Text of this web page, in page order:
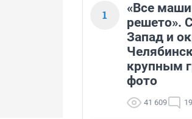
1
«Все
решето».
Запад и
крупным
фото
41 609